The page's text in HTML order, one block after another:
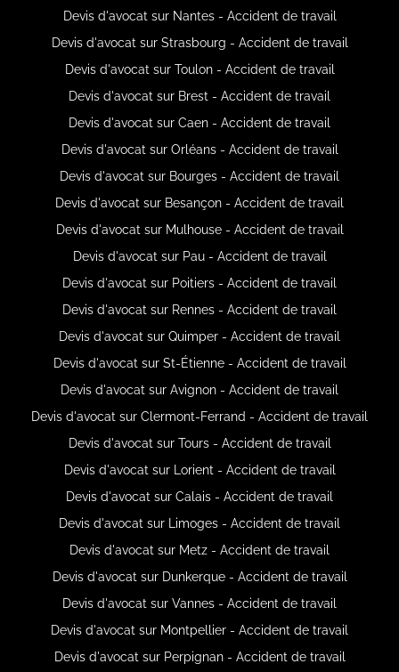
Devis d'avocat sur Nantes - Accident de travail
Devis d'avocat sur Strasbourg - Accident de travail
Devis d'avocat sur Toulon - Accident de travail
Devis d'avocat sur Brest - Accident de travail
Devis d'avocat sur Caen - Accident de travail
Devis d'avocat sur Orléans - Accident de travail
Devis d'avocat sur Bourges - Accident de travail
Devis d'avocat sur Besançon - Accident de travail
Devis d'avocat sur Mulhouse - Accident de travail
Devis d'avocat sur Pau - Accident de travail
Devis d'avocat sur Poitiers - Accident de travail
Devis d'avocat sur Rennes - Accident de travail
Devis d'avocat sur Quimper - Accident de travail
Devis d'avocat sur St-Étienne - Accident de travail
Devis d'avocat sur Avignon - Accident de travail
Devis d'avocat sur Clermont-Ferrand - Accident de travail
Devis d'avocat sur Tours - Accident de travail
Devis d'avocat sur Lorient - Accident de travail
Devis d'avocat sur Calais - Accident de travail
Devis d'avocat sur Limoges - Accident de travail
Devis d'avocat sur Metz - Accident de travail
Devis d'avocat sur Dunkerque - Accident de travail
Devis d'avocat sur Vannes - Accident de travail
Devis d'avocat sur Montpellier - Accident de travail
Devis d'avocat sur Perpignan - Accident de travail